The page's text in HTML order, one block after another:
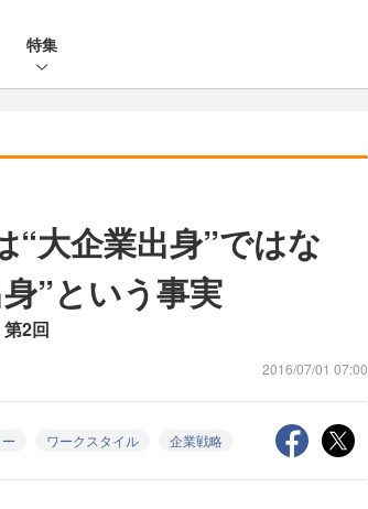
特集
“大企業出身”ではな
”という事実
2回
2016/07/01 07:00
ワークスタイル 企業戦略